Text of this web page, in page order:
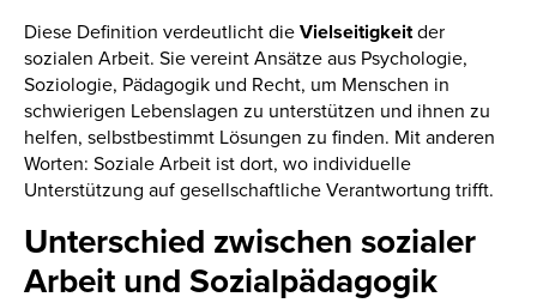
Diese Definition verdeutlicht die Vielseitigkeitder
sozialen Arbeit. Sie vereint Ansätze aus Psychologie,
Soziologie, Pädagogik und Recht, um Menschen in
schwierigen Lebenslagen zu unterstützen und ihnen zu
helfen, selbstbestimmt Lösungen zu finden. Mit anderen
Worten: Soziale Arbeit ist dort, wo individuelle
Unterstützung auf gesellschaftliche Verantwortung trifft.
Unterschied zwischen sozialer
Arbeit und Sozialpädagogik